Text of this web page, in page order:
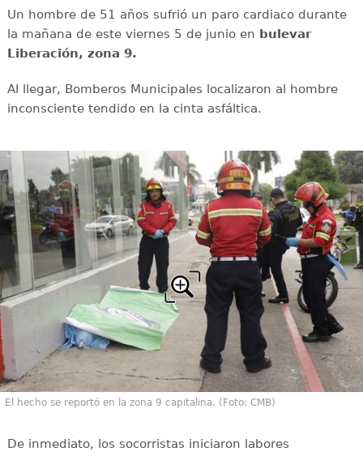
Un hombre de 51 años sufrió un paro cardiaco durante
la mañana de este viernes 5 de junio en bulevar
Liberación, zona 9.
Al llegar, Bomberos Municipales localizaron al hombre
inconsciente tendido en la cinta asfáltica.
El hecho se reportó en la zona 9 capitalina. (Foto: CMB)
De inmediato, los socorristas iniciaron labores